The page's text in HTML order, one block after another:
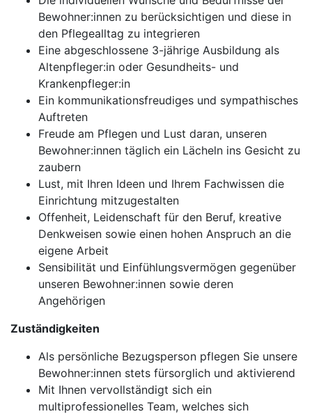
Bewohner:innen zu berücksichtigen und diese in
den Pflegealltag zu integrieren
Eine abgeschlossene 3-jährige Ausbildung als
Altenpfleger:in oder Gesundheits- und
Krankenpfleger:in
Ein kommunikationsfreudiges und sympathisches
Auftreten
Freude am Pflegen und Lust daran, unseren
Bewohner:innen täglich ein Lächeln ins Gesicht zu
zaubern
Lust, mit Ihren Ideen und Ihrem Fachwissen die
Einrichtung mitzugestalten
Offenheit, Leidenschaft für den Beruf, kreative
Denkweisen sowie einen hohen Anspruch an die
eigene Arbeit
Sensibilität und Einfühlungsvermögen gegenüber
unseren Bewohner:innen sowie deren
Angehörigen
Zuständigkeiten
Als persönliche Bezugsperson pflegen Sie unsere
Bewohner:innen stets fürsorglich und aktivierend
Mit Ihnen vervollständigt sich ein
multiprofessionelles Team, welches sich